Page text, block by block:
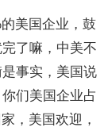
美国企业，鼓
了嘛，中美不
事实，美国说
们美国企业占
，美国欢迎，